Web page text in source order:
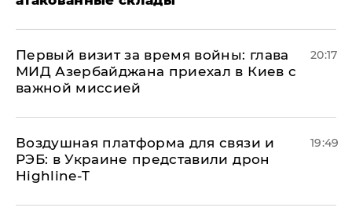
Первый визит за время войны: глава
МИД Азербайджана приехал в Киев с
важной миссией
20:17
Воздушная платформа для связи и
РЭБ: в Украине представили дрон
Highline-T
19:49